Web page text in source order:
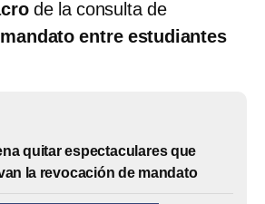
de la consulta de
entre estudiantes
quitar espectaculares que
la revocación de mandato